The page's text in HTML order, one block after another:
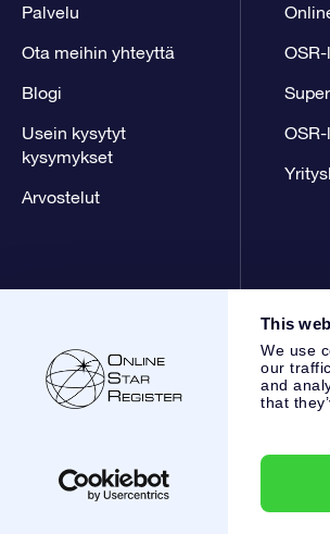
This
We use
our
and
that
Palvelu
Ota meihin yhteyttä
Blogi
Usein kysytyt
kysymykset
Arvostelut
Asiakaspalvelu:help@osr.org KVK: